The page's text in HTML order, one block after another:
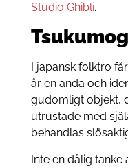
Studio Ghibli.
I japansk folktro
år en anda och
gudomligt objekt,
utrustade med
behandlas
Inte en dålig tanke